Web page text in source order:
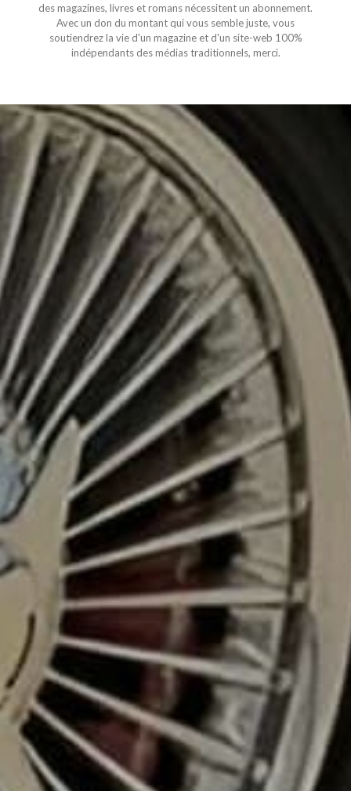
des magazines, livres et romans nécessitent un abonnement.
Avec un don du montant qui vous semble juste, vous
soutiendrez la vie d'un magazine et d'un site-web 100%
indépendants des médias traditionnels, merci.